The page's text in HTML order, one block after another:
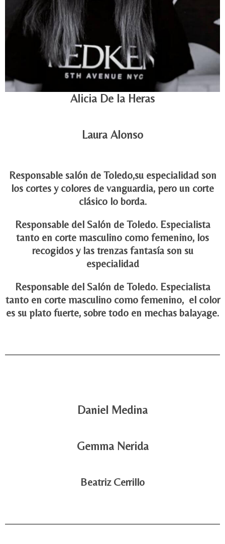
Alicia De la Heras
Laura Alonso
Responsable salón de Toledo,su especialidad son
los cortes y colores de vanguardia, pero un corte
clásico lo borda.
Responsable del Salón de Toledo. Especialista
tanto en corte masculino como femenino, los
recogidos y las trenzas fantasía son su
especialidad
Responsable del Salón de Toledo. Especialista
tanto en corte masculino como femenino, el color
es su plato fuerte, sobre todo en mechas balayage.
Daniel Medina
Gemma Nerida
Beatriz Cerrillo